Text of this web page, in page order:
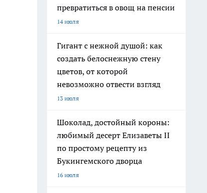
превратиться в овощ на пенсии
14 июля
Гигант с нежной душой: как
создать белоснежную стену
цветов, от которой
невозможно отвести взгляд
13 июля
Шоколад, достойный короны:
любимый десерт Елизаветы II
по простому рецепту из
Букингемского дворца
16 июля